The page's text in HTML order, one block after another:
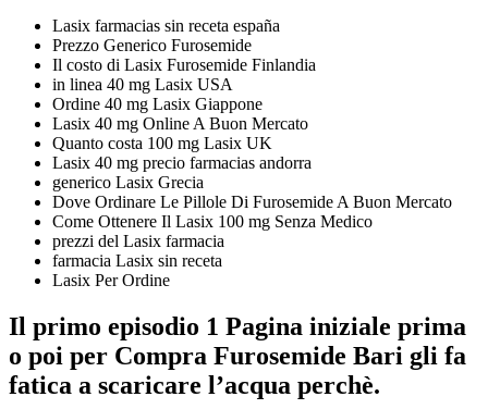
Lasix farmacias sin receta españa
Prezzo Generico Furosemide
Il costo di Lasix Furosemide Finlandia
in linea 40 mg Lasix USA
Ordine 40 mg Lasix Giappone
Lasix 40 mg Online A Buon Mercato
Quanto costa 100 mg Lasix UK
Lasix 40 mg precio farmacias andorra
generico Lasix Grecia
Dove Ordinare Le Pillole Di Furosemide A Buon Mercato
Come Ottenere Il Lasix 100 mg Senza Medico
prezzi del Lasix farmacia
farmacia Lasix sin receta
Lasix Per Ordine
Il primo episodio 1 Pagina iniziale prima
o poi per Compra Furosemide Bari gli fa
fatica a scaricare l’acqua perchè.